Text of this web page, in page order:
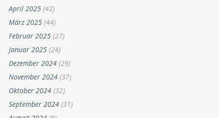
April 2025 (42)
März 2025 (44)
Februar 2025 (27)
Januar 2025 (24)
Dezember 2024 (29)
November 2024 (37)
Oktober 2024 (32)
September 2024 (31)